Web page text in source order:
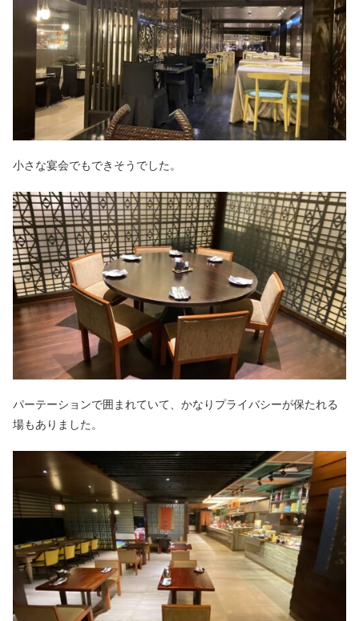
小さな宴会でもできそうでした。
パーテーションで囲まれていて、かなりプライバシーが保たれる
場もありました。